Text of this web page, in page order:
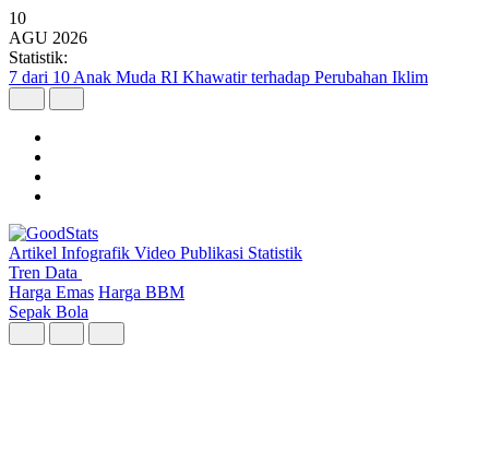
10
AGU 2026
Statistik:
5 Kecamatan dengan Masjid Terbanyak di Kota Bandung
Artikel Infografik Video Publikasi Statistik
Tren Data
Harga Emas Harga BBM
Sepak Bola